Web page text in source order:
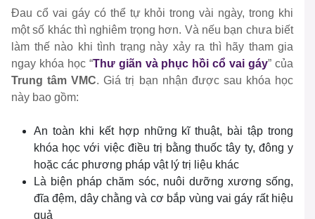
Đau cổ vai gáy có thể tự khỏi trong vài ngày, trong khi
một số khác thì nghiêm trọng hơn. Và nếu bạn chưa biết
làm thế nào khi tình trạng này xảy ra thì hãy tham gia
ngay khóa học “Thư giãn và phục hồi cổ vai gáy” của
Trung tâm VMC. Giá trị bạn nhận được sau khóa học
này bao gồm:
An toàn khi kết hợp những kĩ thuật, bài tập trong
khóa học với việc điều trị bằng thuốc tây ty, đông y
hoặc các phương pháp vật lý trị liệu khác
Là biện pháp chăm sóc, nuôi dưỡng xương sống,
đĩa đệm, dây chằng và cơ bắp vùng vai gáy rất hiệu
quả